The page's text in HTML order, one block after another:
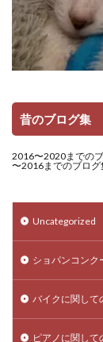
昔のブログ集
2016〜2020までの
〜2016までのブログ
Uncategorized
ショパンコンク
バイクに関して
ピアノに関して